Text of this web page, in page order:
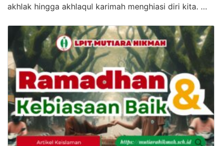
akhlak hingga akhlaqul karimah menghiasi diri kita. …